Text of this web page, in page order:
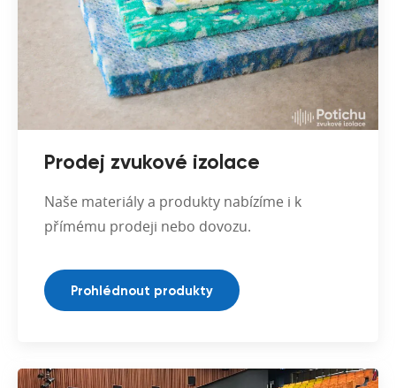
Prodej zvukové izolace
Naše materiály a produkty nabízíme i k
přímému prodeji nebo dovozu.
Prohlédnout produkty